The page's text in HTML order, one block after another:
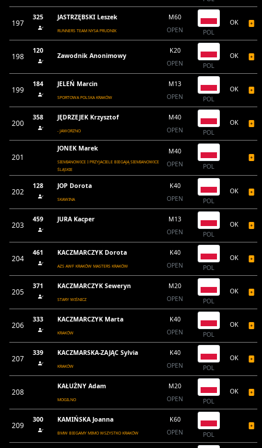
197
325 JASTRZĘBSKI Leszek
RUNNERS TEAM NYSA PRUDNIK
M60
OPEN
POL
OK
198
120
Zawodnik Anonimowy
K20
OPEN
POL
OK
199
184 JELEŃ Marcin
SPORTOWA POLSKA KRAKÓW
M13
OPEN
POL
OK
200
358 JĘDRZEJEK Krzysztof
- JAWORZNO
M40
OPEN
POL
OK
201
JONEK Marek
SIEMIANOWICE I PRZYJACIELE BIEGAJĄ SIEMIANOWICE
ŚLĄSKIE
M40
OPEN
POL
202
128 JOP Dorota
SKAWINA
K40
OPEN
POL
OK
203
459 JURA Kacper
M13
OPEN
POL
OK
204
461 KACZMARCZYK Dorota
AZS AWF KRAKÓW MASTERS KRAKÓW
K40
OPEN
POL
OK
205
371 KACZMARCZYK Seweryn
STARY WIŚNICZ
M20
OPEN
POL
OK
206
333 KACZMARCZYK Marta
KRAKÓW
K40
OPEN
POL
OK
207
339 KACZMARSKA-ZAJĄC Sylvia
KRAKÓW
K40
OPEN
POL
OK
208
KAŁUŻNY Adam
MOGILNO
M20
OPEN
POL
OK
209
300 KAMIŃSKA Joanna
BMW BIEGAMY MIMO WSZYSTKO KRAKÓW
K60
OPEN
POL